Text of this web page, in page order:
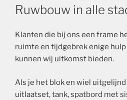
OP
Ruwbouw in alle
Klanten die bij ons een frame
ruimte en tijdgebrek enige
kunnen wij uitkomst bieden.
Als je het blok en wiel
uitlaatset, tank, spatbord met